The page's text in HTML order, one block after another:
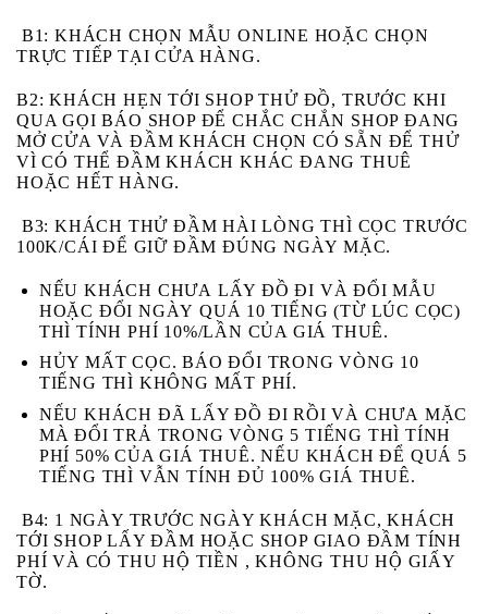
B1: KHÁCH CHỌN MẪU ONLINE HOẶC CHỌN
TRỰC TIẾP TẠI CỬA HÀNG.
B2: KHÁCH HẸN TỚI SHOP THỬ ĐỒ, TRƯỚC KHI
QUA GỌI BÁO SHOP ĐỂ CHẮC CHẮN SHOP ĐANG
MỞ CỬA VÀ ĐẦM KHÁCH CHỌN CÓ SẴN ĐỂ THỬ
VÌ CÓ THỂ ĐẦM KHÁCH KHÁC ĐANG THUÊ
HOẶC HẾT HÀNG.
B3: KHÁCH THỬ ĐẦM HÀI LÒNG THÌ CỌC TRƯỚC
100K/CÁI ĐỂ GIỮ ĐẦM ĐÚNG NGÀY MẶC.
NẾU KHÁCH CHƯA LẤY ĐỒ ĐI VÀĐỔI MẪU
HOẶC ĐỔI NGÀY QUÁ 10 TIẾNG (TỪ LÚC CỌC)
THÌ TÍNH PHÍ 10%/LẦN CỦA GIÁ THUÊ.
HỦY MẤT CỌC. BÁO ĐỔI TRONG VÒNG 10
TIẾNG THÌ KHÔNG MẤT PHÍ.
NẾU KHÁCH ĐÃLẤY ĐỒ ĐI RỒI VÀ CHƯA MẶC
MÀ ĐỔI TRẢ TRONG VÒNG 5 TIẾNG THÌ TÍNH
PHÍ 50% CỦA GIÁ THUÊ. NẾU KHÁCH ĐỂ QUÁ 5
TIẾNG THÌ VẪN TÍNH ĐỦ 100% GIÁ THUÊ.
B4: 1 NGÀY TRƯỚC NGÀY KHÁCH MẶC, KHÁCH
TỚI SHOP LẤY ĐẦM HOẶC SHOP GIAO ĐẦM TÍNH
PHÍ VÀ CÓ THU HỘ TIỀN , KHÔNG THU HỘ GIẤY
TỜ.